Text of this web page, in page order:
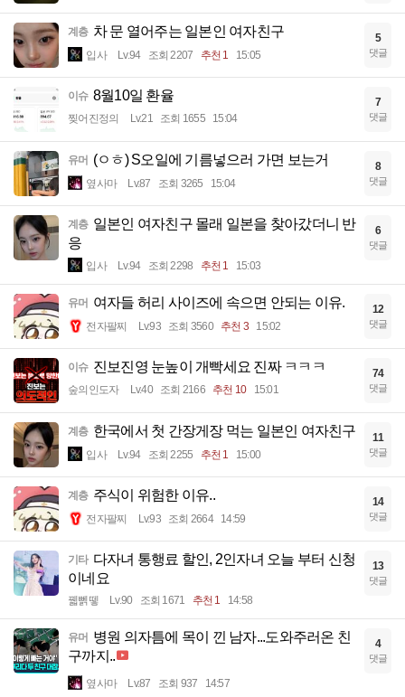
계층 차 문 열어주는 일본인 여자친구
입사 Lv.94 조회 2207 추천 1 15:05
5
댓글
이슈 8월10일 환율
찢어진정의 Lv.21 조회 1655 15:04
7
댓글
유머 (ㅇㅎ) S오일에 기름넣으러 가면 보는거
옆사마 Lv.87 조회 3265 15:04
8
댓글
계층 일본인 여자친구 몰래 일본을 찾아갔더니 반
응
입사 Lv.94 조회 2298 추천 1 15:03
6
댓글
유머 여자들 허리 사이즈에 속으면 안되는 이유.
전자팔찌 Lv.93 조회 3560 추천 3 15:02
12
댓글
이슈 진보진영 눈높이 개빡세요 진짜 ㅋㅋㅋ
숲의인도자 Lv.40 조회 2166 추천 10 15:01
74
댓글
계층 한국에서 첫 간장게장 먹는 일본인 여자친구
입사 Lv.94 조회 2255 추천 1 15:00
11
댓글
계층 주식이 위험한 이유..
전자팔찌 Lv.93 조회 2664 14:59
14
댓글
기타 다자녀 통행료 할인, 2인자녀 오늘 부터 신청
이네요
꿻뻵뗗 Lv.90 조회 1671 추천 1 14:58
13
댓글
유머 병원 의자틈에 목이 낀 남자...도와주러온 친
구까지..
옆사마 Lv.87 조회 937 14:57
4
댓글